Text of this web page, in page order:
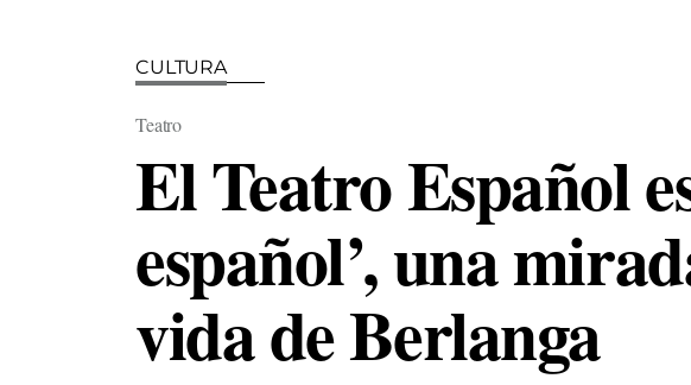
CULTURA
Teatro
El Teatro Español
español’, una
vida de Berlanga